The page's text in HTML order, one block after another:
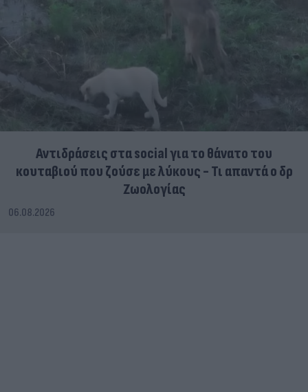
Αντιδράσεις στα social για το θάνατο του
κουταβιού που ζούσε με λύκους - Τι απαντά ο δρ
Ζωολογίας
06.08.2026